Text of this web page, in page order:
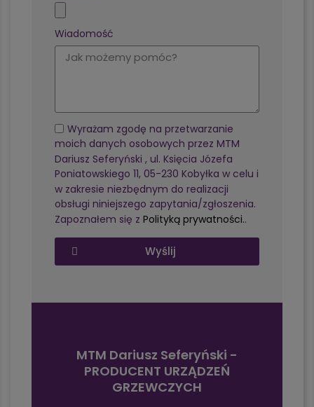
Wiadomość
Wyrażam zgodę na przetwarzanie
moich danych osobowych przez MTM
Dariusz Seferyński , ul. Księcia Józefa
Poniatowskiego 11, 05-230 Kobyłka w celu i
w zakresie niezbędnym do realizacji
obsługi niniejszego zapytania/zgłoszenia.
Zapoznałem się z Polityką prywatności..
Wyślij
MTM Dariusz Seferyński -
PRODUCENT URZĄDZEŃ
GRZEWCZYCH